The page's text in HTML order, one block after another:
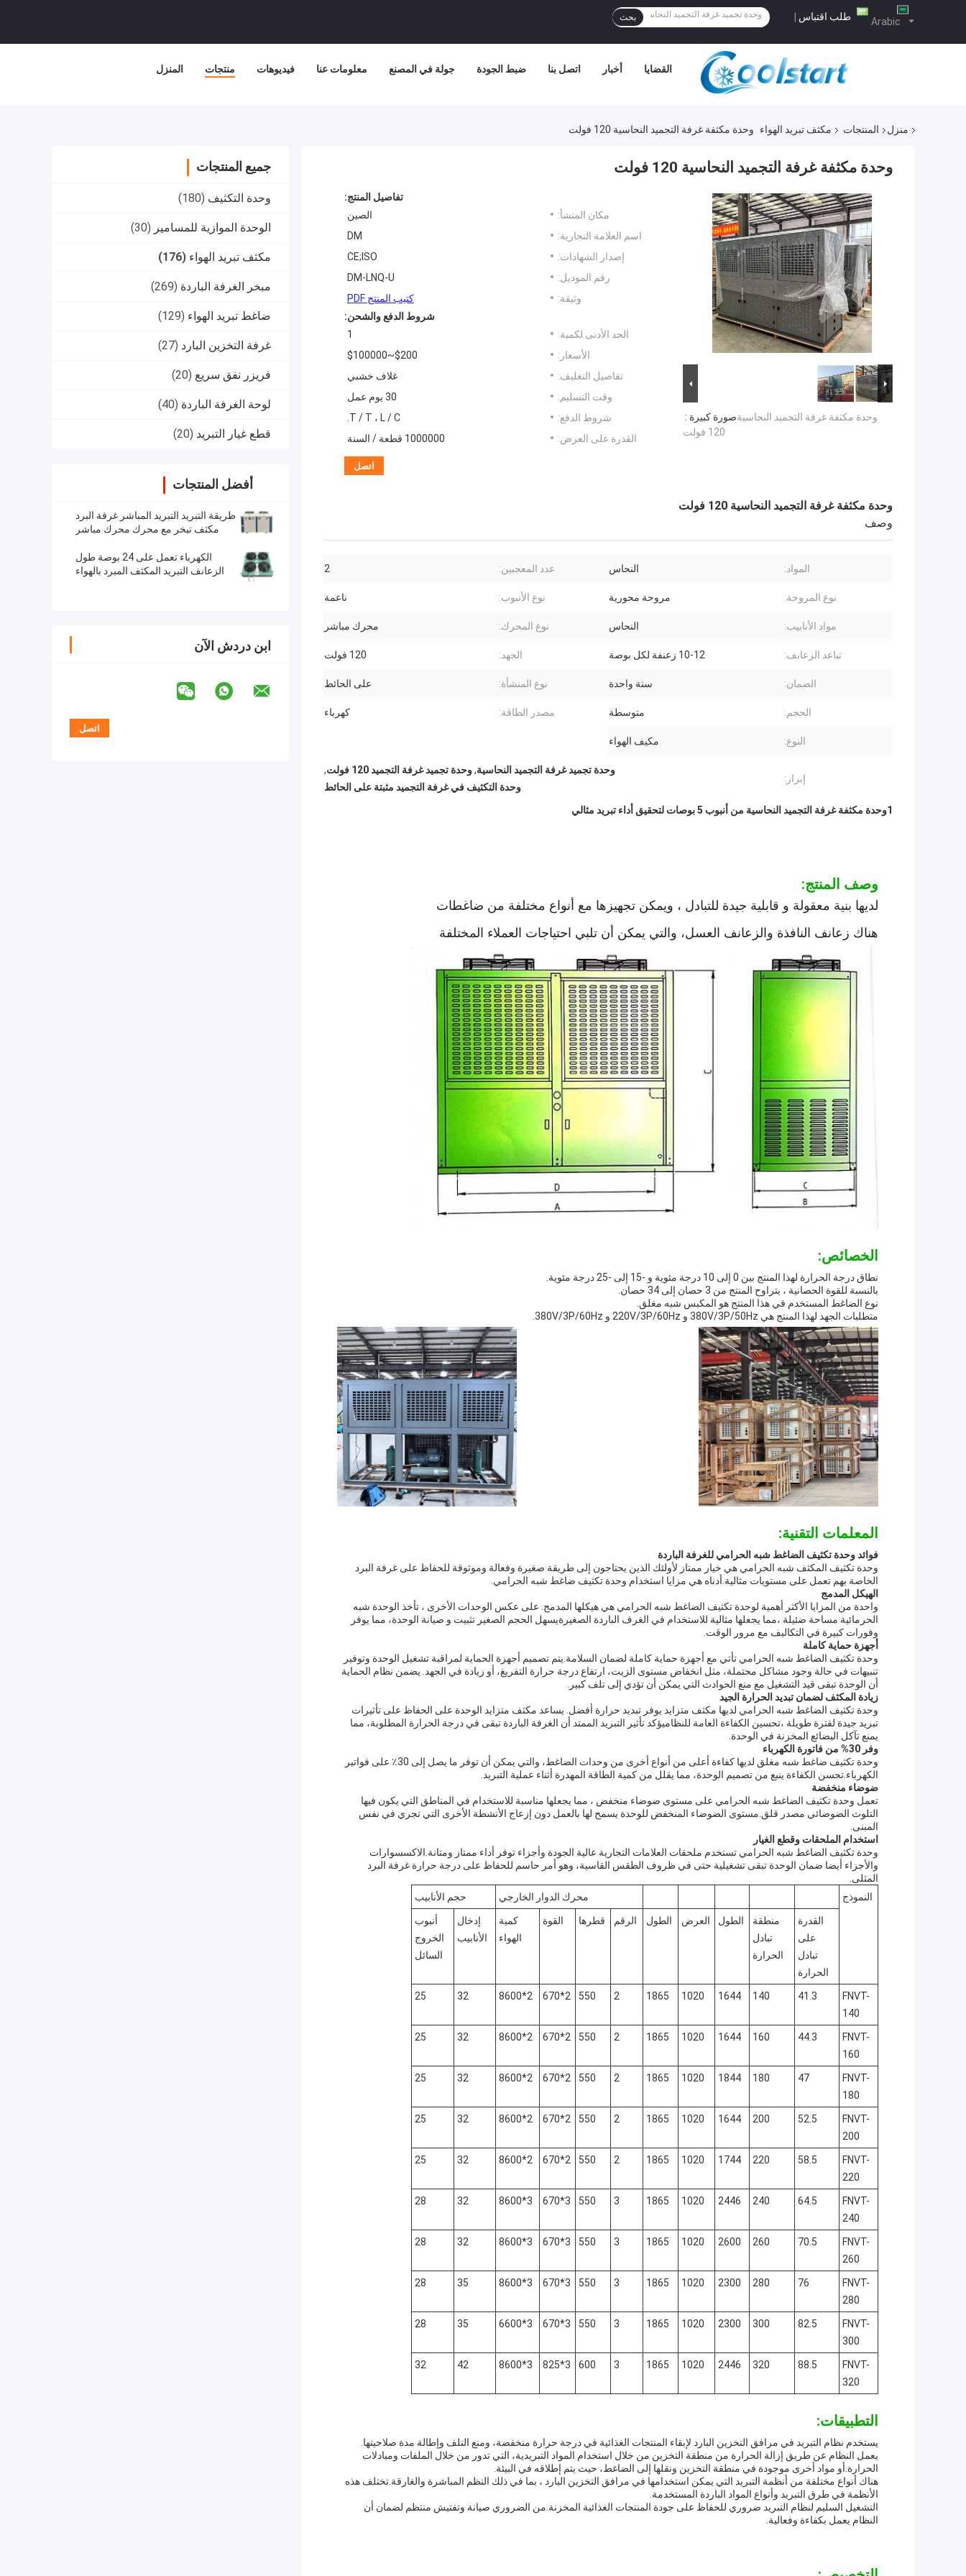
Arabic طلب اقتباس | بحث
المنزل منتجات فيديوهات معلومات عنا جولة في المصنع ضبط الجودة اتصل بنا أخبار القضايا
منزل المنتجات مكثف تبريد الهواء وحدة مكثفة غرفة التجميد النحاسية 120 فولت
جميع المنتجات
وحدة التكثيف (180)
الوحدة الموازية للمسامير (30)
مكثف تبريد الهواء (176)
مبخر الغرفة الباردة (269)
ضاغط تبريد الهواء (129)
غرفة التخزين البارد (27)
فريزر نفق سريع (20)
لوحة الغرفة الباردة (40)
قطع غيار التبريد (20)
أفضل المنتجات
طريقة التبريد التبريد المباشر غرفة البرد
مكثف تبخر مع محرك محرك مباشر
الكهرباء تعمل على 24 بوصة طول
الزعانف التبريد المكثف المبرد بالهواء
ابن دردش الآن
وحدة مكثفة غرفة التجميد النحاسية 120 فولت
صورة كبيرة :وحدة مكثفة غرفة التجميد النحاسية
120 فولت
تفاصيل المنتج:
مكان المنشأ:
الصين
اسم العلامة التجارية:
DM
إصدار الشهادات:
CE;ISO
رقم الموديل:
DM-LNQ-U
وثيقة:
كتيب المنتج PDF
شروط الدفع والشحن:
الحد الأدنى لكمية:
1
الأسعار:
$200~$100000
تفاصيل التغليف:
غلاف خشبي
وقت التسليم:
30 يوم عمل
شروط الدفع:
T / T ، L / C.
القدرة على العرض:
1000000 قطعة / السنة
اتصل
وحدة مكثفة غرفة التجميد النحاسية 120 فولت
وصف
المواد: النحاس عدد المعجبين: 2
نوع المروحة: مروحة محورية نوع الأنبوب: ناعمة
مواد الأنابيب: النحاس نوع المحرك: محرك مباشر
تباعد الزعانف: 10-12 زعنفة لكل بوصة الجهد: 120 فولت
الضمان: سنة واحدة نوع المنشأة: على الحائط
الحجم: متوسطة مصدر الطاقة: كهرباء
النوع: مكيف الهواء
إبراز:
وحدة تجميد غرفة التجميد النحاسية,وحدة تجميد غرفة التجميد 120 فولت
,
وحدة التكثيف في غرفة التجميد مثبتة على الحائط
1وحدة مكثفة غرفة التجميد النحاسية من أنبوب 5 بوصات لتحقيق أداء تبريد مثالي
وصف المنتج:
لديها بنية معقولة و قابلية جيدة للتبادل ، ويمكن تجهيزها مع أنواع مختلفة من ضاغطات
هناك زعانف النافذة والزعانف العسل، والتي يمكن أن تلبي احتياجات العملاء المختلفة
الخصائص:
نطاق درجة الحرارة لهذا المنتج بين 0 إلى 10 درجة مئوية و -15 إلى -25 درجة مئوية.
بالنسبة للقوة الحصانية ، يتراوح المنتج من 3 حصان إلى 34 حصان.
نوع الضاغط المستخدم في هذا المنتج هو المكبس شبه مغلق.
متطلبات الجهد لهذا المنتج هي 380V/3P/50Hz و 220V/3P/60Hz و 380V/3P/60Hz.
المعلمات التقنية:
فوائد وحدة تكثيف الضاغط شبه الحرامي للغرفة الباردة
وحدة تكثيف المكثف شبه الحرامي هي خيار ممتاز لأولئك الذين يحتاجون إلى طريقة صغيرة وفعالة وموثوقة للحفاظ على غرفة البرد
الخاصة بهم تعمل على مستويات مثالية.أدناه هي مزايا استخدام وحدة تكثيف ضاغط شبه الحرامي.
الهيكل المدمج
واحدة من المزايا الأكثر أهمية لوحدة تكثيف الضاغط شبه الحرامي هي هيكلها المدمج. على عكس الوحدات الأخرى ، تأخذ الوحدة شبه
الحرمائية مساحة ضئيلة ،مما يجعلها مثالية للاستخدام في الغرف الباردة الصغيرةيسهل الحجم الصغير تثبيت و صيانة الوحدة، مما يوفر
وفورات كبيرة في التكاليف مع مرور الوقت.
أجهزة حماية كاملة
وحدة تكثيف الضاغط شبه الحرامي تأتي مع أجهزة حماية كاملة لضمان السلامة.يتم تصميم أجهزة الحماية لمراقبة تشغيل الوحدة وتوفير
تنبيهات في حالة وجود مشاكل محتملة، مثل انخفاض مستوى الزيت، ارتفاع درجة حرارة التفريغ، أو زيادة في الجهد. يضمن نظام الحماية
أن الوحدة تبقى قيد التشغيل مع منع الحوادث التي يمكن أن تؤدي إلى تلف كبير.
زيادة المكثف لضمان تبديد الحرارة الجيد
وحدة تكثيف الضاغط شبه الحرامي لديها مكثف متزايد يوفر تبديد حرارة أفضل. يساعد مكثف متزايد الوحدة على الحفاظ على تأثيرات
تبريد جيدة لفترة طويلة ،تحسين الكفاءة العامة للنظاميؤكد تأثير التبريد الممتد أن الغرفة الباردة تبقى في درجة الحرارة المطلوبة، مما
يمنع تآكل البضائع المخزنة في الوحدة.
وفر 30% من فاتورة الكهرباء
وحدة تكثيف ضاغط شبه مغلق لديها كفاءة أعلى من أنواع أخرى من وحدات الضاغط، والتي يمكن أن توفر ما يصل إلى 30٪ على فواتير
الكهرباء.تحسن الكفاءة ينبع من تصميم الوحدة، مما يقلل من كمية الطاقة المهدرة أثناء عملية التبريد.
ضوضاء منخفضة
تعمل وحدة تكثيف الضاغط شبه الحرامي على مستوى ضوضاء منخفض ، مما يجعلها مناسبة للاستخدام في المناطق التي يكون فيها
التلوث الضوضائي مصدر قلق.مستوى الضوضاء المنخفض للوحدة يسمح لها بالعمل دون إزعاج الأنشطة الأخرى التي تجري في نفس
المبنى.
استخدام الملحقات وقطع الغيار
وحدة تكثيف الضاغط شبه الحرامي تستخدم ملحقات العلامات التجارية عالية الجودة وأجزاء توفر أداء ممتاز ومتانة.الاكسسوارات
والأجزاء أيضا ضمان الوحدة تبقى تشغيلية حتى في ظروف الطقس القاسية، وهو أمر حاسم للحفاظ على درجة حرارة غرفة البرد
المثلى.
النموذج
محرك الدوار الخارجي حجم الأنابيب
القدرة
على
تبادل
الحرارة
منطقة
تبادل
الحرارة
الطول العرض الطول الرقم قطرها القوة
كمية
الهواء
إدخال
الأنابيب
أنبوب
الخروج
السائل
FNVT-
140
41.3
140
1644
1020
1865
2
550
2*670
2*8600
32
25
FNVT-
160
44.3
160
1644
1020
1865
2
550
2*670
2*8600
32
25
FNVT-
180
47
180
1844
1020
1865
2
550
2*670
2*8600
32
25
FNVT-
200
52.5
200
1644
1020
1865
2
550
2*670
2*8600
32
25
FNVT-
220
58.5
220
1744
1020
1865
2
550
2*670
2*8600
32
25
FNVT-
240
64.5
240
2446
1020
1865
3
550
3*670
3*8600
32
28
FNVT-
260
70.5
260
2600
1020
1865
3
550
3*670
3*8600
32
28
FNVT-
280
76
280
2300
1020
1865
3
550
3*670
3*8600
35
28
FNVT-
300
82.5
300
2300
1020
1865
3
550
3*670
3*6600
35
28
FNVT-
320
88.5
320
2446
1020
1865
3
600
3*825
3*8600
42
32
التطبيقات:
يستخدم نظام التبريد في مرافق التخزين البارد لإبقاء المنتجات الغذائية في درجة حرارة منخفضة، ومنع التلف وإطالة مدة صلاحيتها.
يعمل النظام عن طريق إزالة الحرارة من منطقة التخزين من خلال استخدام المواد التبريدية، التي تدور من خلال الملفات ومبادلات
الحرارة.أو مواد أخرى موجودة في منطقة التخزين ونقلها إلى الضاغط، حيث يتم إطلاقه في البيئة.
هناك أنواع مختلفة من أنظمة التبريد التي يمكن استخدامها في مرافق التخزين البارد ، بما في ذلك النظم المباشرة والغارقة.تختلف هذه
الأنظمة في طرق التبريد وأنواع المواد الباردة المستخدمة.
التشغيل السليم لنظام التبريد ضروري للحفاظ على جودة المنتجات الغذائية المخزنة.من الضروري صيانة وتفتيش منتظم لضمان أن
النظام يعمل بكفاءة وفعالية.